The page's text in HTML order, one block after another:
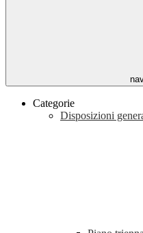
Categorie
Disposizioni